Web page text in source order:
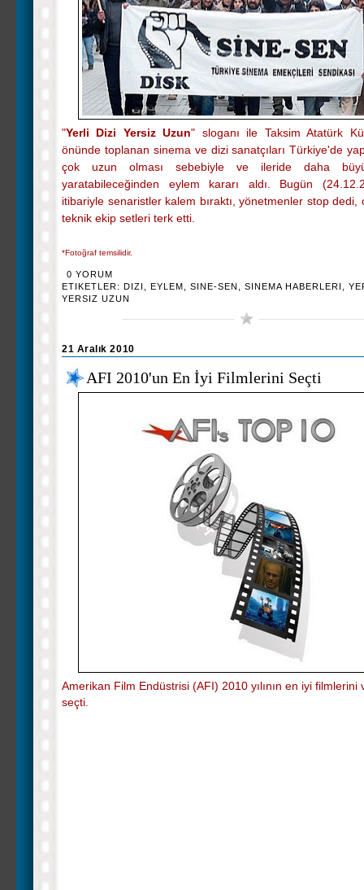
"Yerli Dizi Yersiz Uzun" sloganı ile Taksim Atatürk
önünde toplanan sinema ve dizi sanatçıları Türkiye'de
çok uzun olması sebebiyle ve ileride daha
yaratabileceğinden eylem kararı aldı. Bugün
itibariyle senaristler kalem bıraktı, yönetmenler stop dedi,
teknik ekip setleri terk etti.
*Fotoğraf temsilidir.
0 YORUM
ETIKETLER:
DIZI EYLEM SINE-SEN SINEMA HABERLERI
YERSIZ UZUN
21 Aralık 2010
AFI 2010'un En İyi Filmlerini Seçti
Amerikan Film Endüstrisi (AFI) 2010 yılının en iyi filmlerini
seçti.